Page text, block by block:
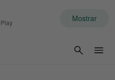
Mostrar